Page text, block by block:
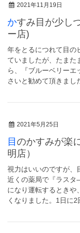
2021年11月19日
かすみ目が少しづつ改善 (中央薬品 ウィルビ
ー店)
年をとるにつれて目の
ていましたが、たまた
ら、『ブルーベリーエ
さいと勧めて頂きま
2021年5月25日
目のかすみが楽になりました。 （中央薬品 有
明店）
視力はいいのですが、
近くの薬局で『ラス
になり運転するときや
くなりました。1日に